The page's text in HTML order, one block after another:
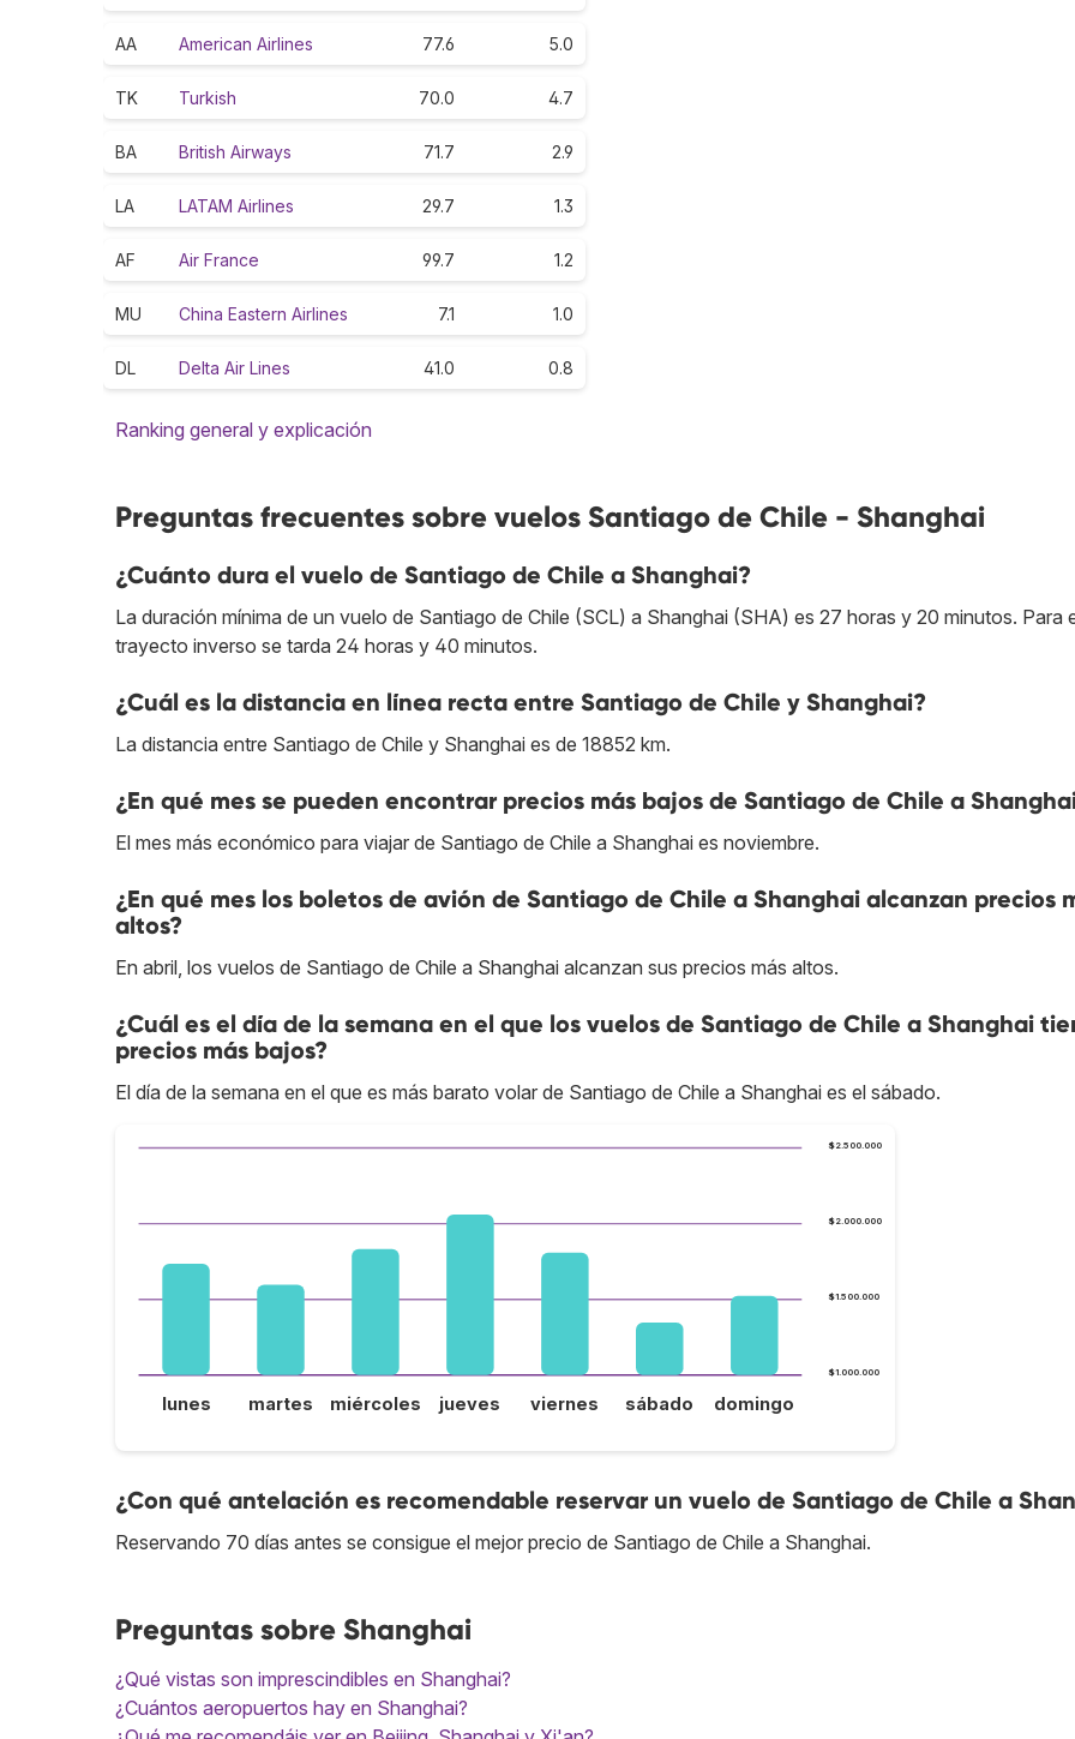
AA American Airlines 77.6 5.0
TK Turkish 70.0 4.7
BA British Airways 71.7 2.9
LA LATAM Airlines 29.7 1.3
AF Air France 99.7 1.2
MU China Eastern Airlines 7.1 1.0
DL Delta Air Lines 41.0 0.8
Ranking general y explicación
Preguntas frecuentes sobre vuelos Santiago de Chile - Shanghai
¿Cuánto dura el vuelo de Santiago de Chile a Shanghai?
La duración mínima de un vuelo de Santiago de Chile (SCL) a Shanghai (SHA) es 27 horas y 20 minutos. Para
trayecto inverso se tarda 24 horas y 40 minutos.
¿Cuál es la distancia en línea recta entre Santiago de Chile y Shanghai?
La distancia entre Santiago de Chile y Shanghai es de 18852 km.
¿En qué mes se pueden encontrar precios más bajos de Santiago de Chile a
El mes más económico para viajar de Santiago de Chile a Shanghai es noviembre.
¿En qué mes los boletos de avión de Santiago de Chile a Shanghai alcanzan precios
altos?
En abril, los vuelos de Santiago de Chile a Shanghai alcanzan sus precios más altos.
¿Cuál es el día de la semana en el que los vuelos de Santiago de Chile a Shanghai
precios más bajos?
El día de la semana en el que es más barato volar de Santiago de Chile a Shanghai es el sábado.
$1.000.000
$1.500.000
$2.000.000
$2.500.000
lunes martes miércoles jueves viernes sábado domingo
¿Con qué antelación es recomendable reservar un vuelo de Santiago de Chile a
Reservando 70 días antes se consigue el mejor precio de Santiago de Chile a Shanghai.
Preguntas sobre Shanghai
¿Qué vistas son imprescindibles en Shanghai?
¿Cuántos aeropuertos hay en Shanghai?